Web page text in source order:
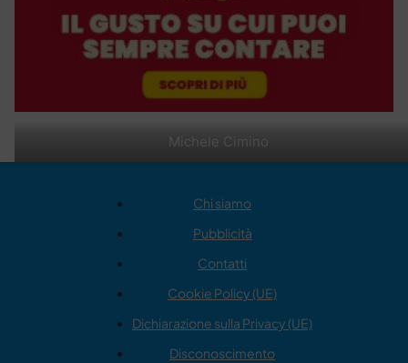
Michele Cimino
Chi siamo
Pubblicità
Contatti
Cookie Policy (UE)
Dichiarazione sulla Privacy (UE)
Disconoscimento